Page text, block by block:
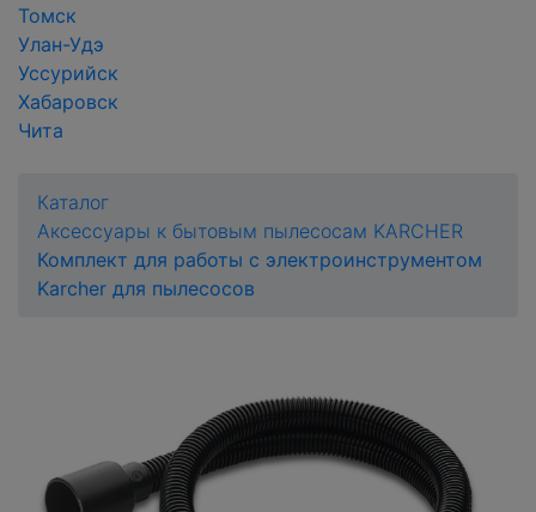
Томск
Улан-Удэ
Уссурийск
Хабаровск
Чита
Каталог
Аксессуары к бытовым пылесосам KARCHER
Комплект для работы с электроинструментом
Karcher для пылесосов